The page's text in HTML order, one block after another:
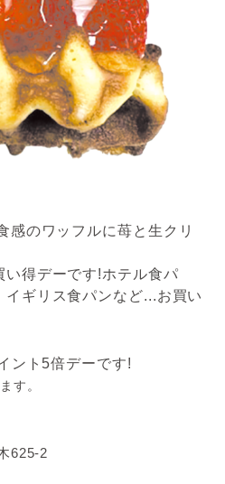
感のワッフルに苺と生クリ
得デーです!ホテル食パ
イギリス食パンなど...お買い
ント5倍デーです!
す。
625-2